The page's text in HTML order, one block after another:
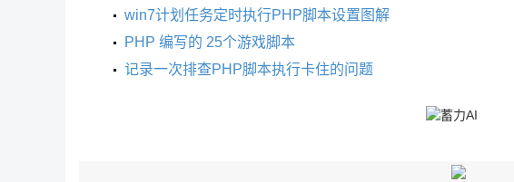
win7计划任务定时执行PHP脚本设置图解
PHP 编写的 25个游戏脚本
记录一次排查PHP脚本执行卡住的问题